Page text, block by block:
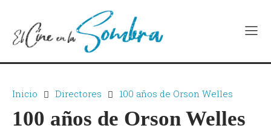
Inicio Directores 100 años de Orson Welles
100 años de Orson Welles